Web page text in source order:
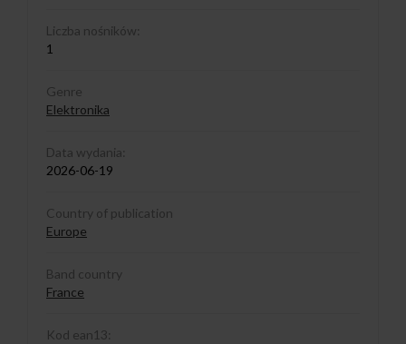
Liczba nośników:
1
Genre
Elektronika
Data wydania:
2026-06-19
Country of publication
Europe
Band country
France
Kod ean13: